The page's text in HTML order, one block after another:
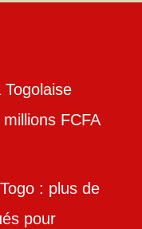
FCFA
: plus de
pour